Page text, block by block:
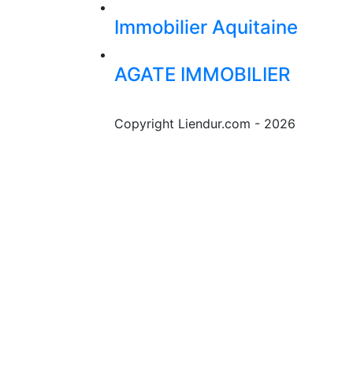
Immobilier Aquitaine
AGATE IMMOBILIER
Copyright Liendur.com - 2026